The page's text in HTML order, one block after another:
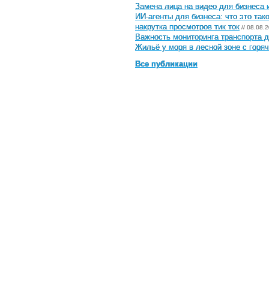
Замена лица на видео для бизнеса
ИИ-агенты для бизнеса: что это
накрутка просмотров тик ток //
Важность мониторинга транспорта
Жильё у моря в лесной зоне с
Все публикации